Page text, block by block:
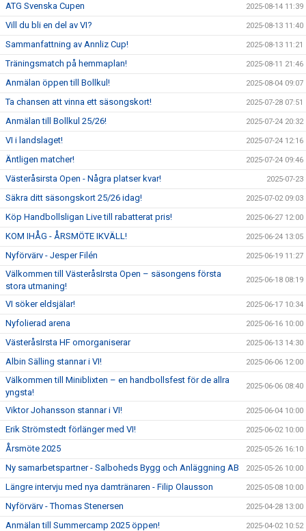
ATG Svenska Cupen 2025-08-14 11:39
Vill du bli en del av VI? 2025-08-13 11:40
Sammanfattning av Annliz Cup! 2025-08-13 11:21
Träningsmatch på hemmaplan! 2025-08-11 21:46
Anmälan öppen till Bollkul! 2025-08-04 09:07
Ta chansen att vinna ett säsongskort! 2025-07-28 07:51
Anmälan till Bollkul 25/26! 2025-07-24 20:32
VI i landslaget! 2025-07-24 12:16
Äntligen matcher! 2025-07-24 09:46
Västeråsirsta Open - Några platser kvar! 2025-07-23
Säkra ditt säsongskort 25/26 idag! 2025-07-02 09:03
Köp Handbollsligan Live till rabatterat pris! 2025-06-27 12:00
KOM IHÅG - ÅRSMÖTE IKVÄLL! 2025-06-24 13:05
Nyförvärv - Jesper Filén 2025-06-19 11:27
Välkommen till VästeråsIrsta Open – säsongens första
stora utmaning!
2025-06-18 08:19
VI söker eldsjälar! 2025-06-17 10:34
Nyfolierad arena 2025-06-16 10:00
VästeråsIrsta HF omorganiserar 2025-06-13 14:30
Albin Sälling stannar i VI! 2025-06-06 12:00
Välkommen till Miniblixten – en handbollsfest för de allra
yngsta!
2025-06-06 08:40
Viktor Johansson stannar i VI! 2025-06-04 10:00
Erik Strömstedt förlänger med VI! 2025-06-02 10:00
Årsmöte 2025 2025-05-26 16:10
Ny samarbetspartner - Salboheds Bygg och Anläggning AB 2025-05-26 10:00
Längre intervju med nya damtränaren - Filip Olausson 2025-05-08 10:00
Nyförvärv - Thomas Stenersen 2025-04-28 13:00
Anmälan till Summercamp 2025 öppen! 2025-04-02 10:52